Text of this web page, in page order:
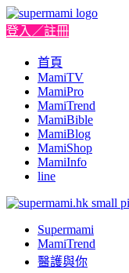
登入／註冊
首頁
MamiTV
MamiPro
MamiTrend
MamiBible
MamiBlog
MamiShop
MamiInfo
line
Supermami
MamiTrend
醫護與你